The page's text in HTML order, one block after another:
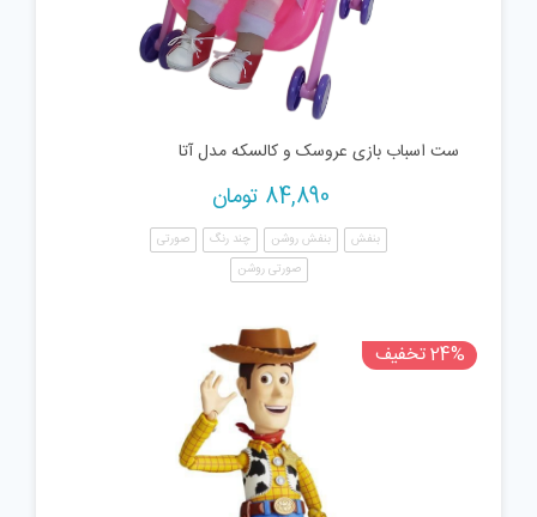
ست اسباب بازی عروسک و کالسکه مدل آتا
84,890 تومان
بنفش بنفش روشن چند رنگ
صورتی
صورتی روشن
24% تخفیف